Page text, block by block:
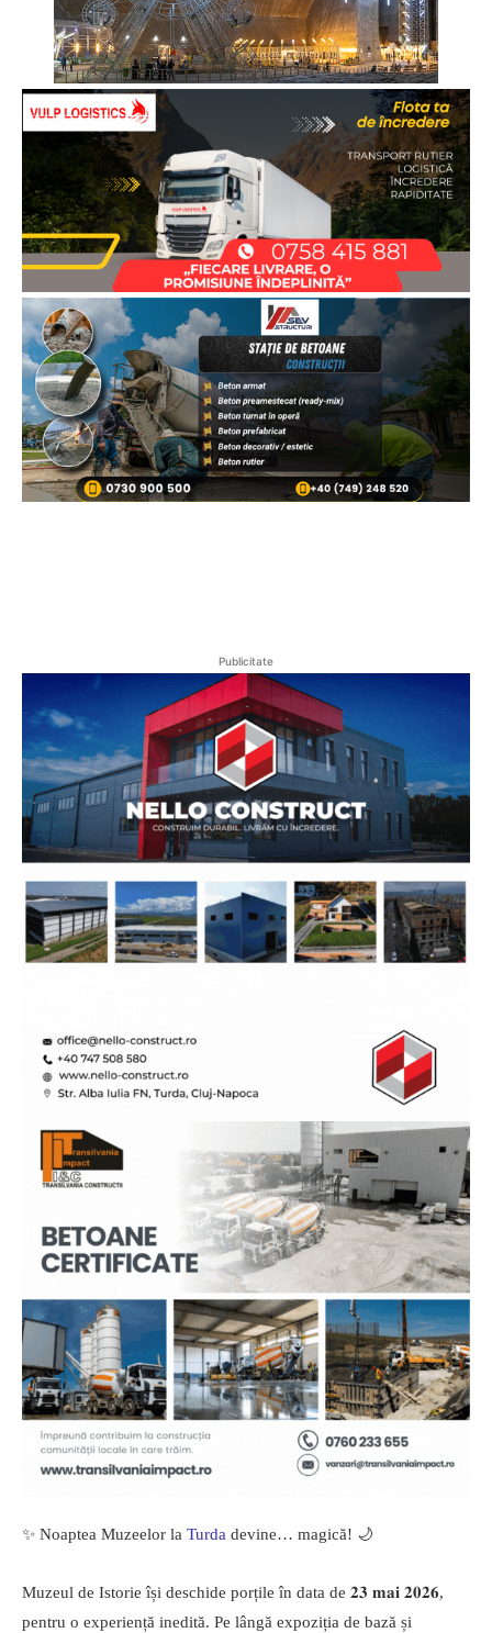
Publicitate
✨ Noaptea Muzeelor la Turda devine… magică! 🌙
Muzeul de Istorie își deschide porțile în data de 𝟐𝟑 𝐦𝐚𝐢 𝟐𝟎𝟐𝟔,
pentru o experiență inedită. Pe lângă expoziția de bază și